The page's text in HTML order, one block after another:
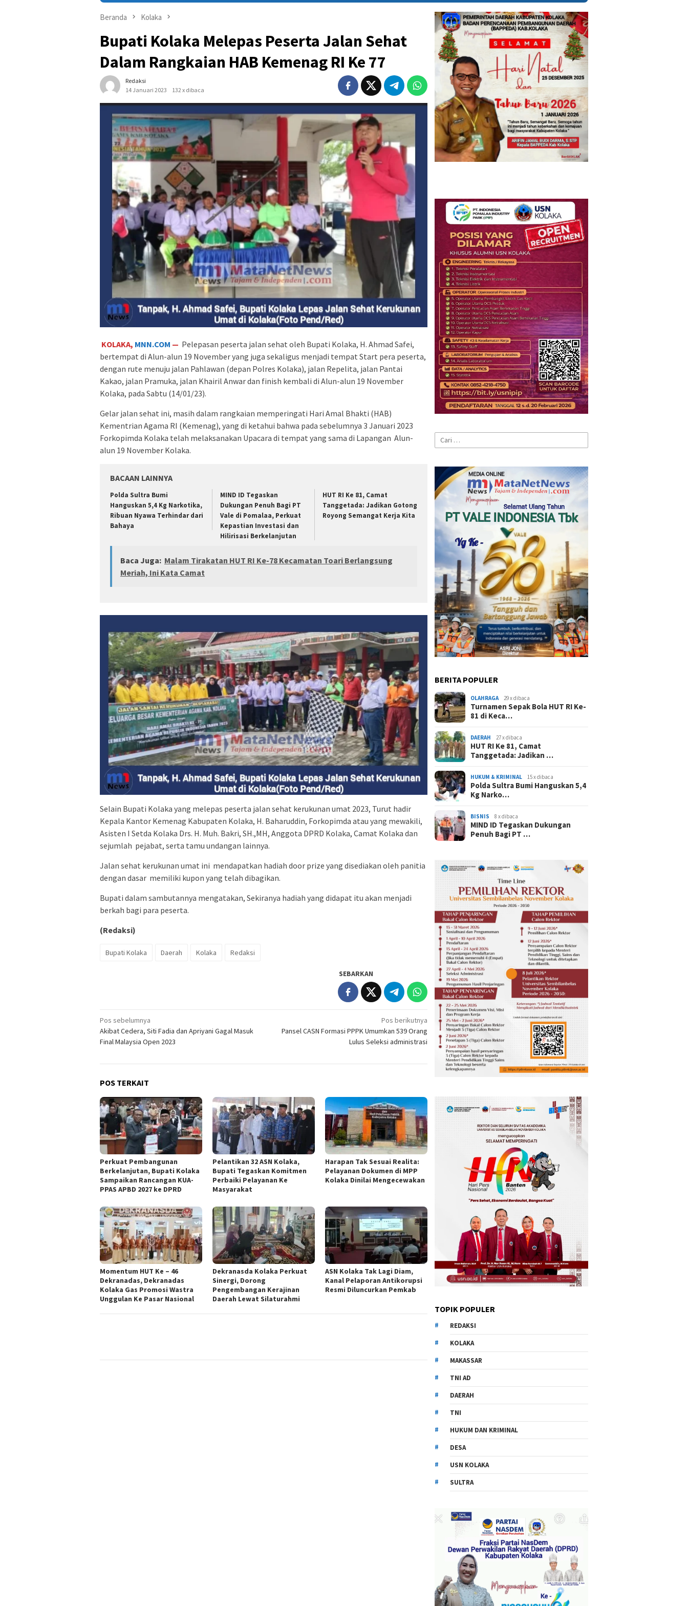
Beranda Kolaka
Bupati Kolaka Melepas Peserta Jalan Sehat
Dalam Rangkaian HAB Kemenag RI Ke 77
Redaksi
14 Januari 2023
132 x dibaca
KOLAKA, MNN.COM — Pelepasan peserta jalan sehat oleh Bupati Kolaka, H. Ahmad Safei,
bertempat di Alun-alun 19 November yang juga sekaligus menjadi tempat Start pera peserta,
dengan rute menuju jalan Pahlawan (depan Polres Kolaka), jalan Repelita, jalan Pantai
Kakao, jalan Pramuka, jalan Khairil Anwar dan finish kembali di Alun-alun 19 November
Kolaka, pada Sabtu (14/01/23).
Gelar jalan sehat ini, masih dalam rangkaian memperingati Hari Amal Bhakti (HAB)
Kementrian Agama RI (Kemenag), yang di ketahui bahwa pada sebelumnya 3 Januari 2023
Forkopimda Kolaka telah melaksanakan Upacara di tempat yang sama di Lapangan Alun-
alun 19 November Kolaka.
BACAAN LAINNYA
Polda Sultra Bumi
Hanguskan 5,4 Kg Narkotika,
Ribuan Nyawa Terhindar dari
Bahaya
MIND ID Tegaskan
Dukungan Penuh Bagi PT
Vale di Pomalaa, Perkuat
Kepastian Investasi dan
Hilirisasi Berkelanjutan
HUT RI Ke 81, Camat
Tanggetada: Jadikan Gotong
Royong Semangat Kerja Kita
Baca Juga: Malam Tirakatan HUT RI Ke-78 Kecamatan Toari Berlangsung
Meriah, Ini Kata Camat
Selain Bupati Kolaka yang melepas peserta jalan sehat kerukunan umat 2023, Turut hadir
Kepala Kantor Kemenag Kabupaten Kolaka, H. Baharuddin, Forkopimda atau yang mewakili,
Asisten I Setda Kolaka Drs. H. Muh. Bakri, SH.,MH, Anggota DPRD Kolaka, Camat Kolaka dan
sejumlah pejabat, serta tamu undangan lainnya.
Jalan sehat kerukunan umat ini mendapatkan hadiah door prize yang disediakan oleh panitia
dengan dasar memiliki kupon yang telah dibagikan.
Bupati dalam sambutannya mengatakan, Sekiranya hadiah yang didapat itu akan menjadi
berkah bagi para peserta.
(Redaksi)
Bupati Kolaka Daerah Kolaka Redaksi
SEBARKAN
Navigasi
pos
Pos sebelumnya
Akibat Cedera, Siti Fadia dan Apriyani Gagal Masuk
Final Malaysia Open 2023
Pos berikutnya
Pansel CASN Formasi PPPK Umumkan 539 Orang
Lulus Seleksi administrasi
POS TERKAIT
Perkuat Pembangunan
Berkelanjutan, Bupati Kolaka
Sampaikan Rancangan KUA-
PPAS APBD 2027 ke DPRD
Pelantikan 32 ASN Kolaka,
Bupati Tegaskan Komitmen
Perbaiki Pelayanan Ke
Masyarakat
Harapan Tak Sesuai Realita:
Pelayanan Dokumen di MPP
Kolaka Dinilai Mengecewakan
Momentum HUT Ke – 46
Dekranadas, Dekranadas
Kolaka Gas Promosi Wastra
Unggulan Ke Pasar Nasional
Dekranasda Kolaka Perkuat
Sinergi, Dorong
Pengembangan Kerajinan
Daerah Lewat Silaturahmi
ASN Kolaka Tak Lagi Diam,
Kanal Pelaporan Antikorupsi
Resmi Diluncurkan Pemkab
Cari
untuk:
BERITA POPULER
OLAHRAGA 29 x dibaca
Turnamen Sepak Bola HUT RI Ke-
81 di Keca…
DAERAH 27 x dibaca
HUT RI Ke 81, Camat
Tanggetada: Jadikan …
HUKUM & KRIMINAL 15 x dibaca
Polda Sultra Bumi Hanguskan 5,4
Kg Narko…
BISNIS 8 x dibaca
MIND ID Tegaskan Dukungan
Penuh Bagi PT …
TOPIK POPULER
REDAKSI
KOLAKA
MAKASSAR
TNI AD
DAERAH
TNI
HUKUM DAN KRIMINAL
DESA
USN KOLAKA
SULTRA